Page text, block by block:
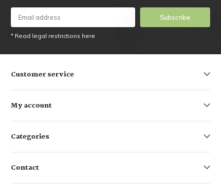
Subscribe
* Read legal restrictions here
Customer service
My account
Categories
Contact